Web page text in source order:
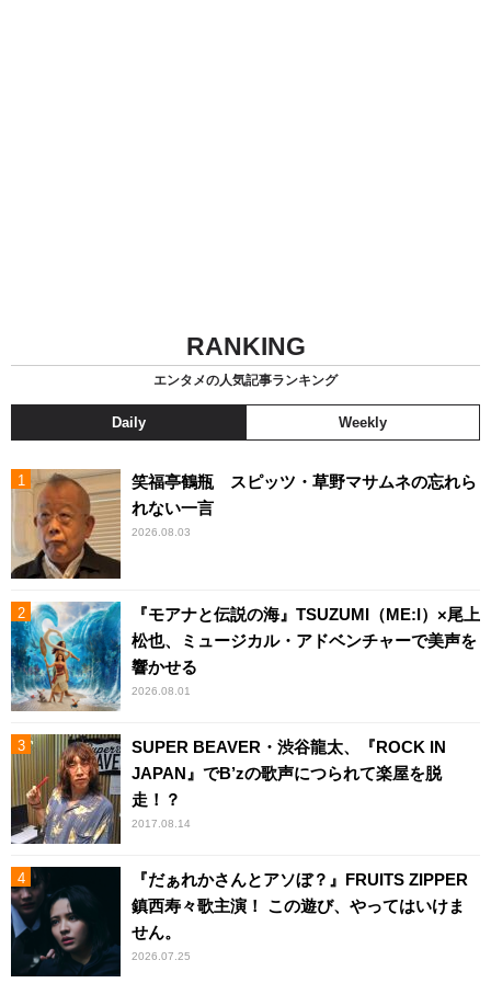
RANKING
エンタメの人気記事ランキング
Daily Weekly
笑福亭鶴瓶 スピッツ・草野マサムネの忘れら
れない一言
2026.08.03
『モアナと伝説の海』TSUZUMI（ME:I）×尾上
松也、ミュージカル・アドベンチャーで美声を
響かせる
2026.08.01
SUPER BEAVER・渋谷龍太、『ROCK IN
JAPAN』でB’zの歌声につられて楽屋を脱
走！？
2017.08.14
『だぁれかさんとアソぼ？』FRUITS ZIPPER
鎮西寿々歌主演！ この遊び、やってはいけま
せん。
2026.07.25